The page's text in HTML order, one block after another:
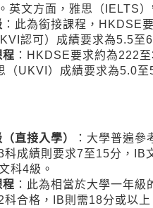
英文方面，雅思（IELTS
：此為銜接課程，HKDSE
認可）成績要求為5.5至
程 ：HKDSE要求約為222
（UKVI）成績要求為5.0至
直接入學）
：大學普遍
科成績則要求7至15分，IB
科4級。
程 ：此為相當於大學一年
科合格，IB則需18分或以